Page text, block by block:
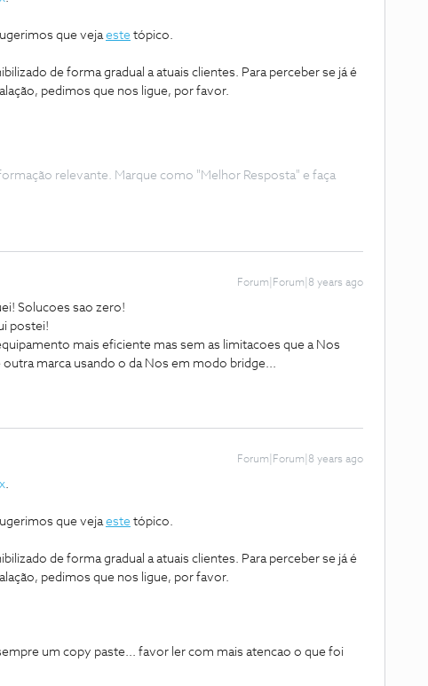
que vejaeste tópico.
de forma gradual a atuais clientes. Para perceber se já é
pedimos que nos ligue, por favor.
relevante. Marque como "Melhor Resposta" e faça
Forum|Forum|8 years ago
Solucoes sao zero!
postei!
mais eficiente mas sem as limitacoes que a Nos
marca usando o da Nos em modo bridge...
Forum|Forum|8 years ago
.
que vejaeste tópico.
de forma gradual a atuais clientes. Para perceber se já é
pedimos que nos ligue, por favor.
um copy paste... favor ler com mais atencao o que foi